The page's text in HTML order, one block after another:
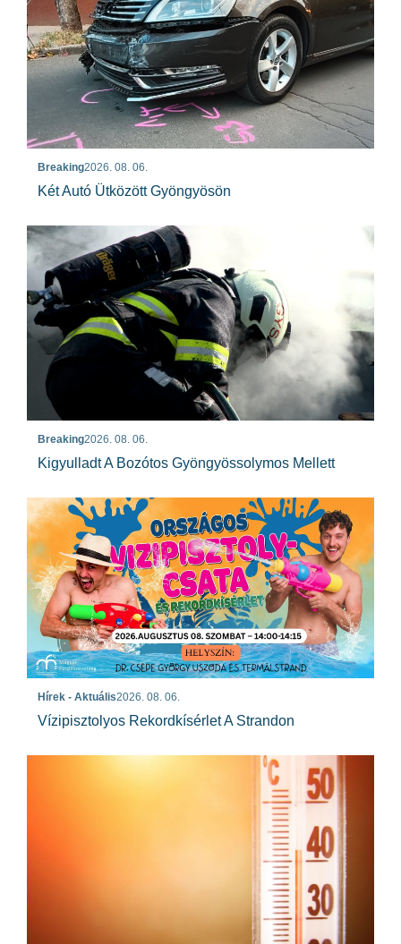
Breaking2026. 08. 06.
Két Autó Ütközött Gyöngyösön
Breaking2026. 08. 06.
Kigyulladt A Bozótos Gyöngyössolymos Mellett
Hírek - Aktuális2026. 08. 06.
Vízipisztolyos Rekordkísérlet A Strandon